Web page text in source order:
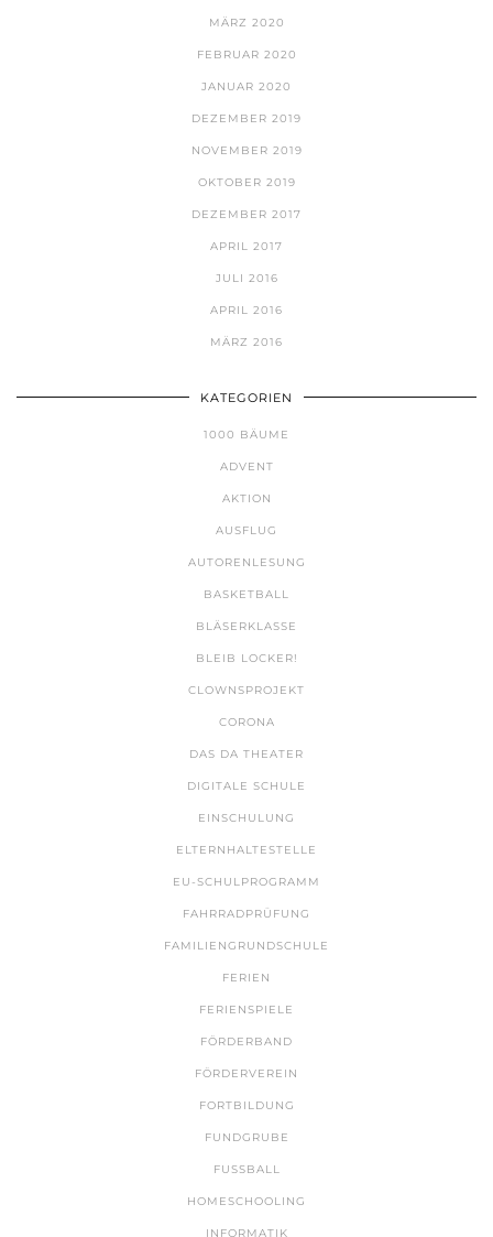
MÄRZ 2020
FEBRUAR 2020
JANUAR 2020
DEZEMBER 2019
NOVEMBER 2019
OKTOBER 2019
DEZEMBER 2017
APRIL 2017
JULI 2016
APRIL 2016
MÄRZ 2016
KATEGORIEN
1000 BÄUME
ADVENT
AKTION
AUSFLUG
AUTORENLESUNG
BASKETBALL
BLÄSERKLASSE
BLEIB LOCKER!
CLOWNSPROJEKT
CORONA
DAS DA THEATER
DIGITALE SCHULE
EINSCHULUNG
ELTERNHALTESTELLE
EU-SCHULPROGRAMM
FAHRRADPRÜFUNG
FAMILIENGRUNDSCHULE
FERIEN
FERIENSPIELE
FÖRDERBAND
FÖRDERVEREIN
FORTBILDUNG
FUNDGRUBE
FUSSBALL
HOMESCHOOLING
INFORMATIK